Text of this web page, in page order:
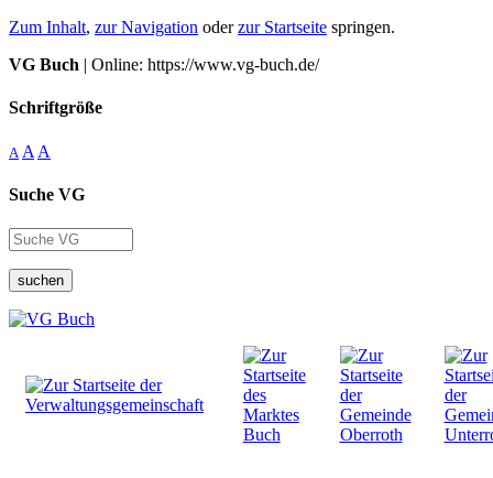
Zum Inhalt, zur Navigation oderzur Startseite springen.
VG Buch | Online: https://www.vg-buch.de/
Schriftgröße
A A A
Suche VG
suchen